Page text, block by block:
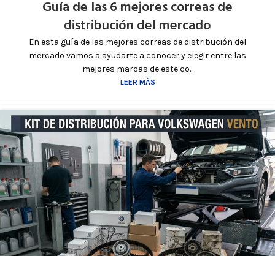
Guía de las 6 mejores correas de
distribución del mercado
En esta guía de las mejores correas de distribución del
mercado vamos a ayudarte a conocer y elegir entre las
mejores marcas de este co...
LEER MÁS